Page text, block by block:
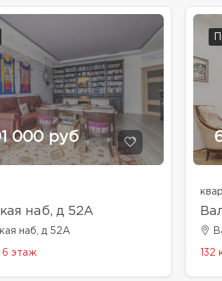
000 руб
наб, д 52А
наб, д 52А
6 этаж 132